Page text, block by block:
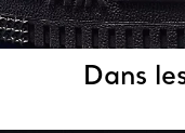
Dans